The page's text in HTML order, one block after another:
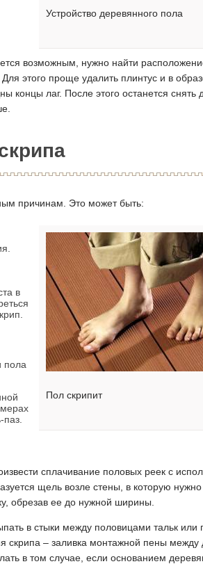
Устройство деревянного пола
возможным, нужно найти
Для этого проще удалить плинтус и в
концы лаг. После этого останется снять
причинам. Это может быть:
Пол скрипит
в
пола
сплачивание половых реек с
щель возле стены, в которую
обрезав ее до нужной ширины.
в стыки между половицами тальк или
скрипа – заливка монтажной пены
в том случае, если основанием